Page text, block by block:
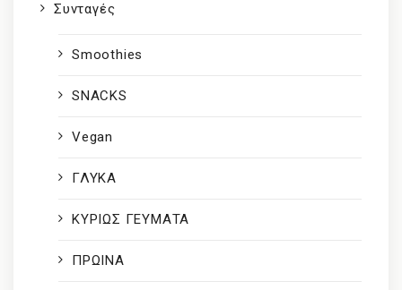
Συνταγές
Smoothies
SNACKS
Vegan
ΓΛΥΚΑ
ΚΥΡΙΩΣ ΓΕΥΜΑΤΑ
ΠΡΩΙΝΑ